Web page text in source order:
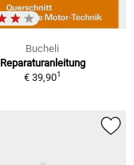
Bucheli
Reparaturanleitung
€ 39,901